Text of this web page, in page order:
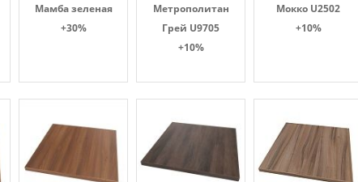
Мамба зеленая
+30%
Метрополитан
Грей U9705
+10%
Мокко U2502
+10%